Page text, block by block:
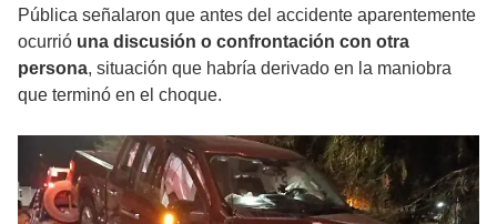
Pública señalaron que antes del accidente aparentemente
ocurrió una discusión o confrontación con otra
persona, situación que habría derivado en la maniobra
que terminó en el choque.